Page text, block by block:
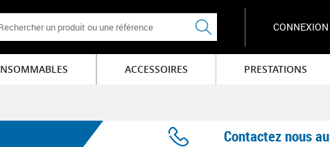
DE RECHERCHECONNEXION
ACCESSOIRES PRESTATIONS
Contactez nous au